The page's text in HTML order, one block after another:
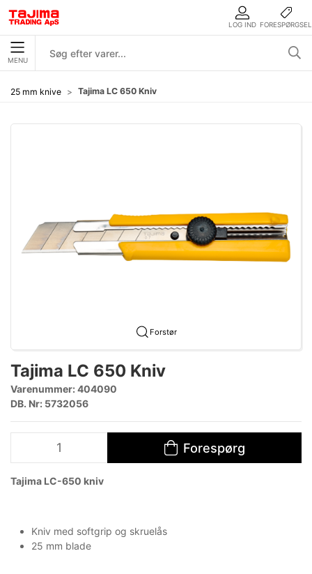
LOG IND FORESPØRGSEL
MENU
25 mm knive Tajima LC 650 Kniv
Forstør
Tajima LC 650 Kniv
Varenummer:404090
DB. Nr: 5732056
Forespørg
​Tajima LC-650 kniv
Kniv med softgrip og skruelås
25 mm blade